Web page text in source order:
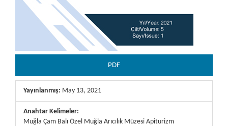
PDF
Yayınlanmış: May 13, 2021
Anahtar Kelimeler:
Muğla Çam Balı Özel Muğla Arıcılık Müzesi Apiturizm